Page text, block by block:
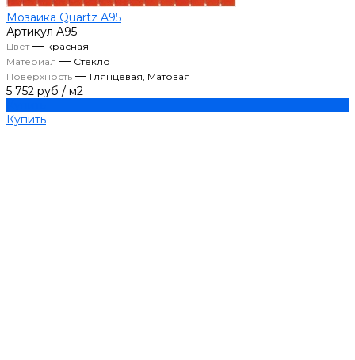
Мозаика Quartz A95
Артикул A95
Цвет— красная
Материал — Стекло
Поверхность — Глянцевая, Матовая
5 752 руб / м2
Купить